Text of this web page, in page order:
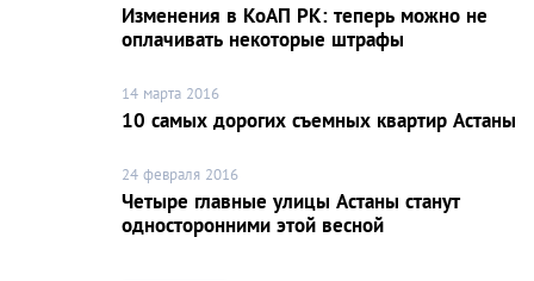
Изменения в КоАП РК: теперь можно не
оплачивать некоторые штрафы
14 марта 2016
10 самых дорогих съемных квартир Астаны
24 февраля 2016
Четыре главные улицы Астаны станут
односторонними этой весной